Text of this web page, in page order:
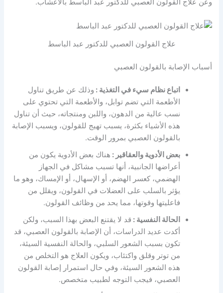
وعن علاج القولون العصبي للدكتور عبد الباسط بالأعشاب.
علاج القولون العصبي للدكتور عبد الباسط
أسباب الإصابة بالقولون العصبي
اتباع نظام سيء في التغذية : وذلك عن طريق تناول
الأطعمة التي تضم توابل، والأطعمة التي تحتوي على
نسب عالية من الدهون، واللبن ومنتجاته، حيث أن تناول
هذه الأشياء بكثرة، يسبب تهيج للقولون، ويسبب الإصابة
بالقولون العصبي بمرور الوقت.
بعض الأدوية والعقاقير : هناك بعض الأدوية يكون من
أعراضها الجانبية، أنها تسبب مشاكل في الجهاز
الهضمي، كعسر الهضم، أو الإسهال، أو الإمساك، وهو ما
يؤثر بالسلب على العضلات في القولون، ويقلل من
فاعليتها وقوتها، مما يحد من وظائف القولون.
الحالة النفسية : قد لا يقتنع البعض بهذا السبب، ولكن
أكدت عديد الدراسات، أن الإصابة بالقولون العصبي، قد
تكون بسبب الشعور السلبي، والحالة النفسية السيئة،
من توتر وقلق واكتئاب، ويكون العلاج هو التخلص من
هذه الشعور السيئة، وفي حال استمرار إصابة القولون
العصبي، فيجب التوجه لطبيب متخصص.